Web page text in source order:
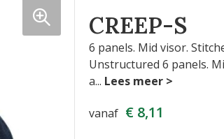
CREEP-S
6 panels. Mid visor.
Unstructured 6 panels.
a...
vanaf € 8,11